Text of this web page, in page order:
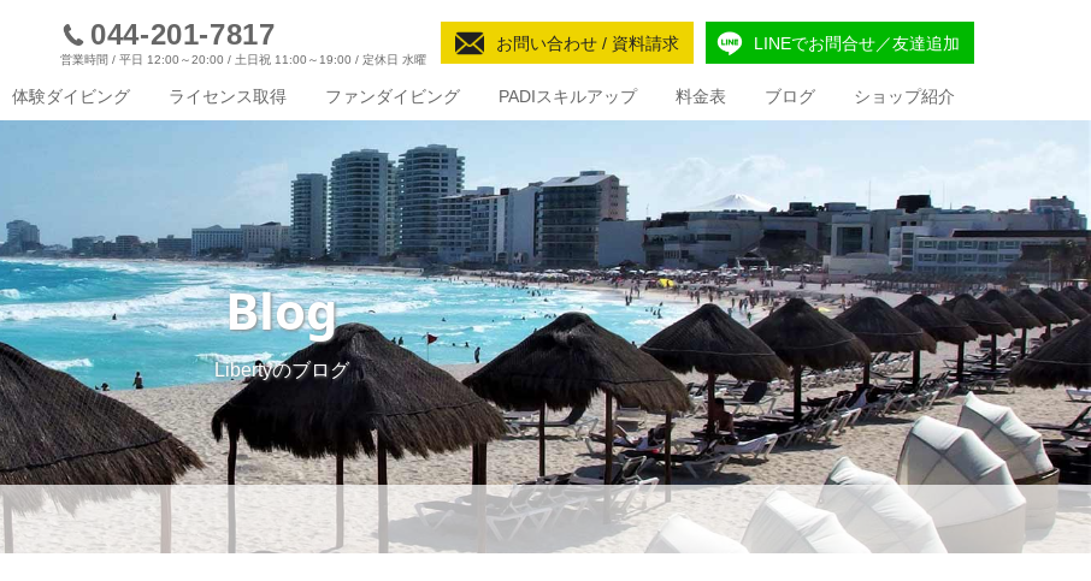
044-201-7817
営業時間 / 平日 12:00～20:00 / 土日祝 11:00～19:00 / 定休日 水曜
お問い合わせ / 資料請求 LINEでお問合せ／友達追加
体験ダイビング ライセンス取得 ファンダイビング PADIスキルアップ 料金表 ブログ ショップ紹介
Blog
Libertyのブログ